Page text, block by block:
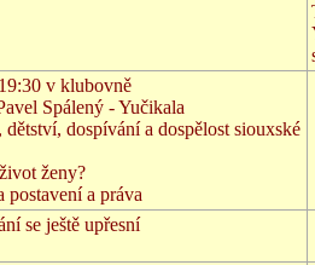
v klubovně
Spálený - Yučikala
dětství, dospívání a dospělost siouxské
ženy?
postavení a práva
se ještě upřesní